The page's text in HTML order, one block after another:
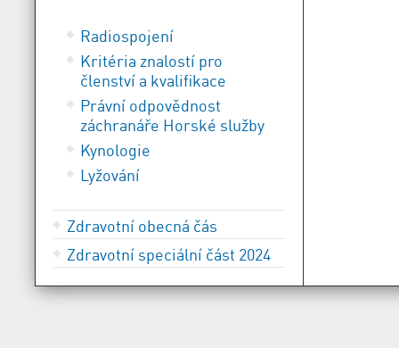
Radiospojení
Kritéria znalostí pro
členství a kvalifikace
Právní odpovědnost
záchranáře Horské služby
Kynologie
Lyžování
Zdravotní obecná čás
Zdravotní speciální část 2024